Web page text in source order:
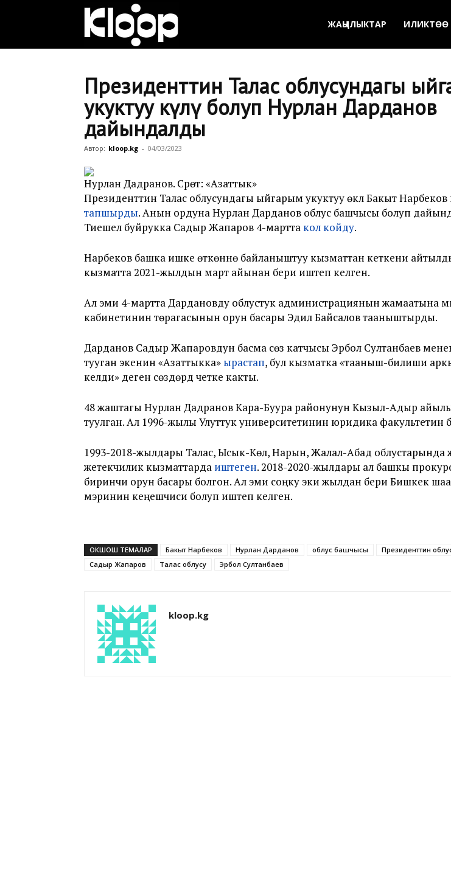
жаңылыктары
ЖАҢЫЛЫКТАР ИЛИКТӨӨ
Президенттин Талас облусундагы
укуктуу өкүлү болуп Нурлан Дарданов
дайындалды
Автор: kloop.kg - 04/03/2023
Нурлан Дадранов. Сүрөт: «Азаттык»
Президенттин Талас облусундагы ыйгарым укуктуу өкүлү Бакыт
тапшырды. Анын ордуна Нурлан Дарданов облус башчысы болуп
Тиешелүү буйрукка Садыр Жапаров 4-мартта кол койду.
Нарбеков башка ишке өткөнүнө байланыштуу кызматтан кеткени
кызматта 2021-жылдын март айынан бери иштеп келген.
Ал эми 4-мартта Дардановду облустук администрациянын жамаатына
кабинетинин төрагасынын орун басары Эдил Байсалов тааныштырды.
Дарданов Садыр Жапаровдун басма сөз катчысы Эрбол Султанбаев
тууган экенин «Азаттыкка» ырастап, бул кызматка «тааныш-билиши
келди» деген сөздөрдү четке какты.
48 жаштагы Нурлан Дадранов Кара-Буура районунун Кызыл-Адыр
туулган. Ал 1996-жылы Улуттук университетинин юридика факультетин
1993-2018-жылдары Талас, Ысык-Көл, Нарын, Жалал-Абад облустарында
жетекчилик кызматтарда иштеген. 2018-2020-жылдары ал башкы
биринчи орун басары болгон. Ал эми соңку эки жылдан бери Бишкек
мэринин кеңешчиси болуп иштеп келген.
ОКШОШ ТЕМАЛАР Бакыт Нарбеков Нурлан Дарданов облус башчысы
Президенттин
Садыр Жапаров
Талас облусу Эрбол Султанбаев
kloop.kg